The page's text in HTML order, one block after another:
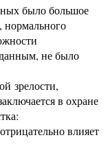
было большое
нормального
не было
зрелости,
в охране
влияет